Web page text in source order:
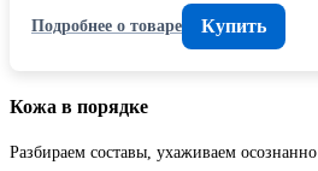
Подробнее о товаре
Купить
Кожа в порядке
Разбираем составы, ухаживаем осознанно